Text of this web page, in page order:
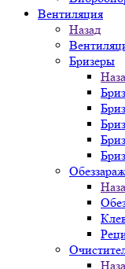
Вентиляция
Назад
Бризеры